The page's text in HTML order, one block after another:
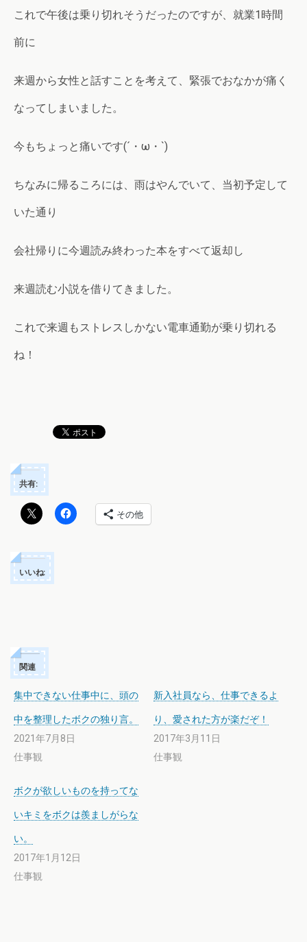
これで午後は乗り切れそうだったのですが、就業1時間
前に
来週から女性と話すことを考えて、緊張でおなかが痛く
なってしまいました。
今もちょっと痛いです(´・ω・`)
ちなみに帰るころには、雨はやんでいて、当初予定して
いた通り
会社帰りに今週読み終わった本をすべて返却し
来週読む小説を借りてきました。
これで来週もストレスしかない電車通勤が乗り切れる
ね！
共有:
その他
いいね:
関連
集中できない仕事中に、頭の
中を整理したボクの独り言。
2021年7月8日
仕事観
新入社員なら、仕事できるよ
り、愛された方が楽だぞ！
2017年3月11日
仕事観
ボクが欲しいものを持ってな
いキミをボクは羨ましがらな
い。
2017年1月12日
仕事観